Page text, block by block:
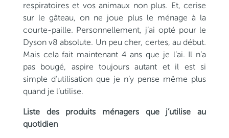
respiratoires et vos animaux non plus. Et, cerise
sur le gâteau, on ne joue plus le ménage à la
courte-paille. Personnellement, j’ai opté pour le
Dyson v8 absolute. Un peu cher, certes, au début.
Mais cela fait maintenant 4 ans que je l’ai. Il n’a
pas bougé, aspire toujours autant et il est si
simple d’utilisation que je n’y pense même plus
quand je l’utilise.
Liste des produits ménagers que j’utilise au
quotidien